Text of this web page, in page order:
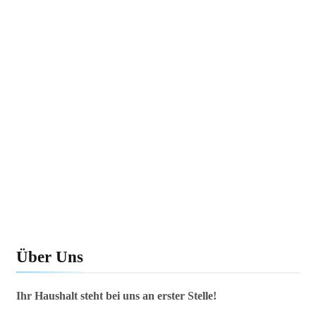
Über Uns
Ihr Haushalt steht bei uns an erster Stelle!